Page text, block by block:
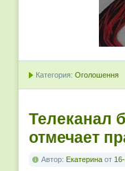
Категория: Оголошення
Телеканал
отмечает
Автор: Екатерина от